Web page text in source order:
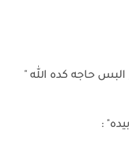
حاجه كده الله "
: